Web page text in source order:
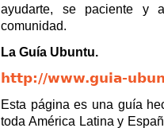
ayudarte, se paciente y
comunidad.
La Guía Ubuntu.
http://www.guia-
Esta página es una guía
toda América Latina y